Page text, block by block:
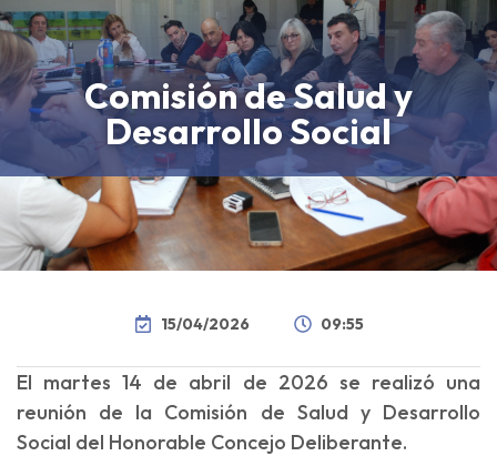
Comisión de Salud y
Desarrollo Social
15/04/2026 09:55
El martes 14 de abril de 2026 se realizó una
reunión de la Comisión de Salud y Desarrollo
Social del Honorable Concejo Deliberante.